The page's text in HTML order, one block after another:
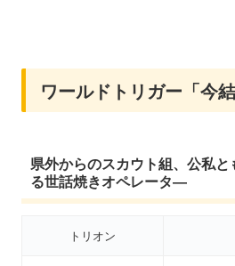
ワールドトリガー「今
県外からのスカウト組、公私と
る世話焼きオペレータ―
トリオン